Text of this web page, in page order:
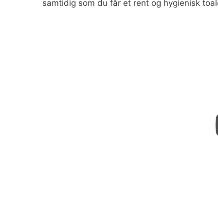
samtidig som du får et rent og hygienisk